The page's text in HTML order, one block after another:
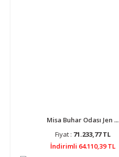
Misa Buhar Odası Jen ...
Fiyat : 71.233,77 TL
İndirimli 64.110,39 TL